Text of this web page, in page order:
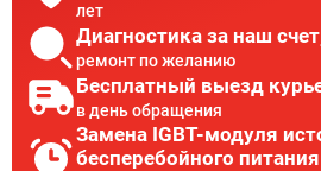
лет
Диагностика за наш
ремонт по желанию
Бесплатный выезд
в день обращения
Замена IGBT-модуля
бесперебойного питания